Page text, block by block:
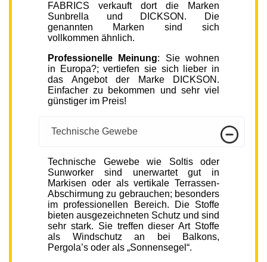
FABRICS verkauft dort die Marken
Sunbrella und DICKSON. Die
genannten Marken sind sich
vollkommen ähnlich.
Professionelle Meinung: Sie wohnen
in Europa?; vertiefen sie sich lieber in
das Angebot der Marke DICKSON.
Einfacher zu bekommen und sehr viel
günstiger im Preis!
Technische Gewebe
Technische Gewebe wie Soltis oder
Sunworker sind unerwartet gut in
Markisen oder als vertikale Terrassen-
Abschirmung zu gebrauchen; besonders
im professionellen Bereich. Die Stoffe
bieten ausgezeichneten Schutz und sind
sehr stark. Sie treffen dieser Art Stoffe
als Windschutz an bei Balkons,
Pergola’s oder als „Sonnensegel“.